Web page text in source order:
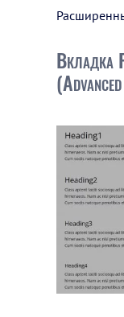
Вкладка